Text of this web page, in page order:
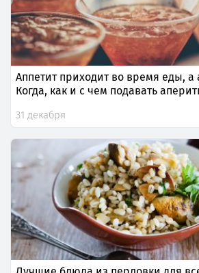
Аппетит приходит во время еды, а
Когда, как и с чем подавать
31 декабря